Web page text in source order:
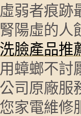
弱者痕跡
陽虛的人
洗臉產品推
蟑螂不討
司原廠服
家電維修